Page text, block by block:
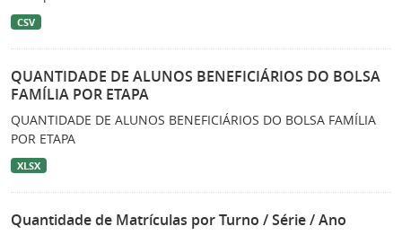
CSV
QUANTIDADE DE ALUNOS BENEFICIÁRIOS DO BOLSA
FAMÍLIA POR ETAPA
QUANTIDADE DE ALUNOS BENEFICIÁRIOS DO BOLSA FAMÍLIA
POR ETAPA
XLSX
Quantidade de Matrículas por Turno / Série / Ano